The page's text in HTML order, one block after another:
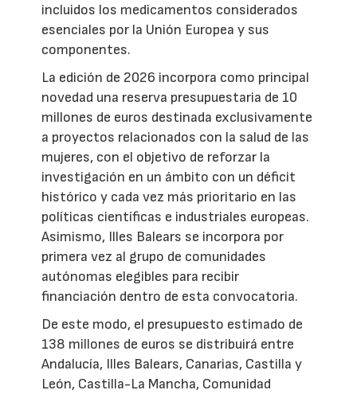
incluidos los medicamentos considerados
esenciales por la Unión Europea y sus
componentes.
La edición de 2026 incorpora como principal
novedad una reserva presupuestaria de 10
millones de euros destinada exclusivamente
a proyectos relacionados con la salud de las
mujeres, con el objetivo de reforzar la
investigación en un ámbito con un déficit
histórico y cada vez más prioritario en las
políticas científicas e industriales europeas.
Asimismo, Illes Balears se incorpora por
primera vez al grupo de comunidades
autónomas elegibles para recibir
financiación dentro de esta convocatoria.
De este modo, el presupuesto estimado de
138 millones de euros se distribuirá entre
Andalucía, Illes Balears, Canarias, Castilla y
León, Castilla-La Mancha, Comunidad